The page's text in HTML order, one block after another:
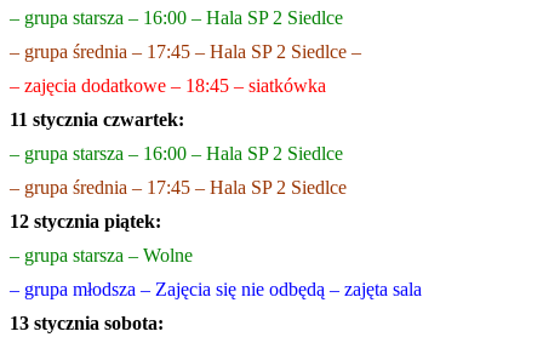
– grupa starsza – 16:00 – Hala SP 2 Siedlce
– grupa średnia – 17:45 – Hala SP 2 Siedlce –
– zajęcia dodatkowe – 18:45 – siatkówka
11 stycznia czwartek:
– grupa starsza – 16:00 – Hala SP 2 Siedlce
– grupa średnia – 17:45 – Hala SP 2 Siedlce
12 stycznia piątek:
– grupa starsza – Wolne
– grupa młodsza – Zajęcia się nie odbędą – zajęta sala
13 stycznia sobota: